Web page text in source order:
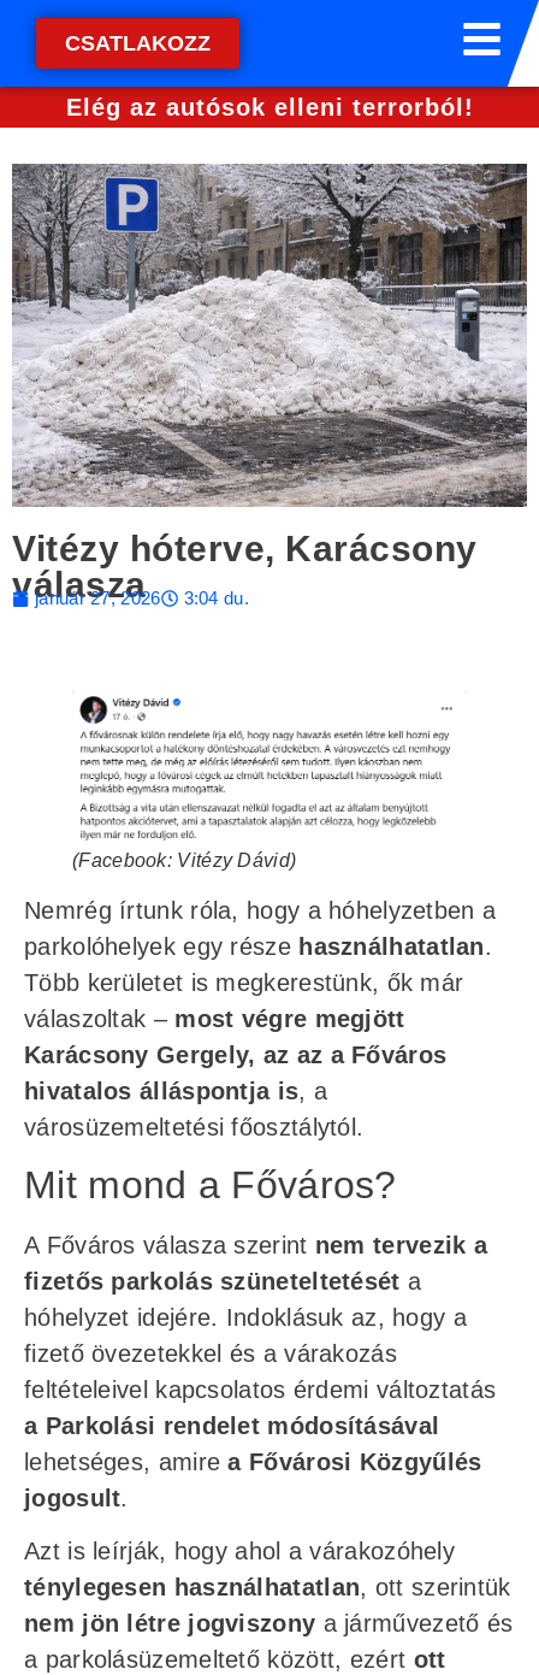
CSATLAKOZZ
Elég az autósok elleni terrorból!
Vitézy hóterve, Karácsony
válasza
január 27, 2026 3:04 du.
(Facebook: Vitézy Dávid)
Nemrég írtunk róla, hogy a hóhelyzetben a
parkolóhelyek egy részehasználhatatlan.
Több kerületet is megkerestünk, ők már
válaszoltak – most végre megjött
Karácsony Gergely, az az a Főváros
hivatalos álláspontja is, a
városüzemeltetési főosztálytól.
Mit mond a Főváros?
A Főváros válasza szerint nem tervezik a
fizetős parkolás szüneteltetését a
hóhelyzet idejére. Indoklásuk az, hogy a
fizető övezetekkel és a várakozás
feltételeivel kapcsolatos érdemi változtatás
a Parkolási rendelet módosításával
lehetséges, amirea Fővárosi Közgyűlés
jogosult.
Azt is leírják, hogy ahol a várakozóhely
ténylegesen használhatatlan, ott szerintük
nem jön létre jogviszony a járművezető és
a parkolásüzemeltető között, ezért ott